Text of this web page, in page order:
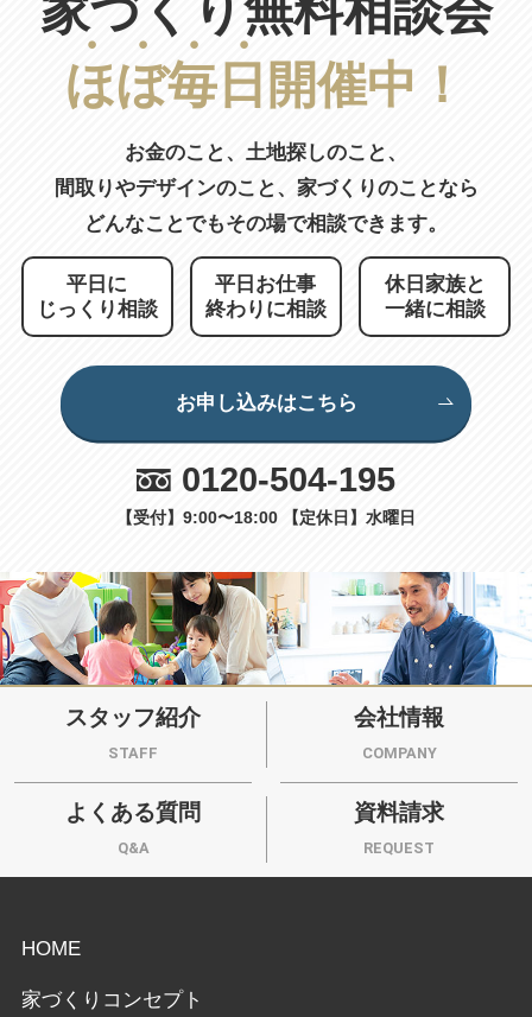
ほぼ毎 日 開催中！
お金のこと、土地探しのこと、
間取りやデザインのこと、 家づくりのことなら
どんなことでもその場で相談できます。
平日に
じっくり相談
平日お仕事
終わりに相談
休日家族と
一緒に相談
お申し込みはこちら
0120-504-195
【受付】9:00〜18:00 【定休日】水曜日
スタッフ紹介
STAFF
会社情報
COMPANY
よくある質問
Q&A
資料請求
REQUEST
HOME
家づくりコンセプト